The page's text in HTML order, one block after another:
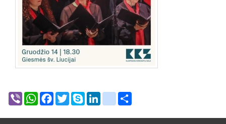
Viber WhatsAppFacebook
TwitterSkypeLinkedIngoogle_bookmarks